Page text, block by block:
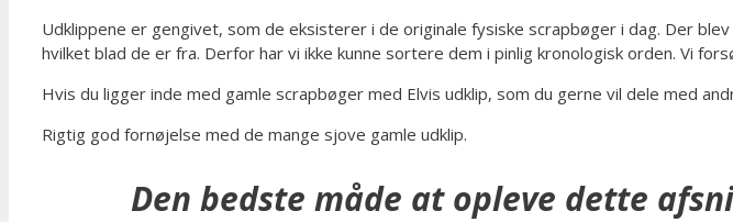
Udklippene er gengivet, som de eksisterer i de originale fysiske scrapbøger i dag. Der
hvilket blad de er fra. Derfor har vi ikke kunne sortere dem i pinlig kronologisk orden. Vi
Hvis du ligger inde med gamle scrapbøger med Elvis udklip, som du gerne vil dele med
Rigtig god fornøjelse med de mange sjove gamle udklip.
Den bedste måde at opleve dette